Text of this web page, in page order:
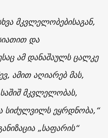
მკვლელობებისაგან,
და
ამ დანაშაულს ცალკე
ამით აღიარებ მას,
მკვლელობას,
სიძულვილს ეყრდნობა,“
„საფარის“